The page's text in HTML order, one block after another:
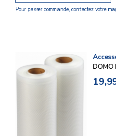
Pour passer commande, contactez votre
DOMO